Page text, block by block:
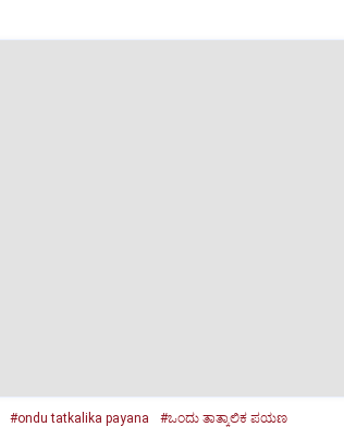
#ondu tatkalika payana #ಒಂದು ತಾತ್ಕಾಲಿಕ ಪಯಣ